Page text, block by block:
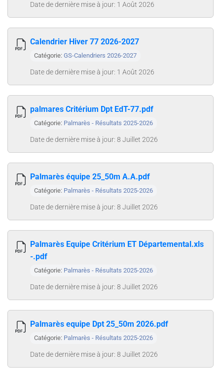
Date de dernière mise à jour: 1 Août 2026
Calendrier Hiver 77 2026-2027
Catégorie: GS-Calendriers 2026-2027
Date de dernière mise à jour: 1 Août 2026
palmares Critérium Dpt EdT-77.pdf
Catégorie: Palmarès - Résultats 2025-2026
Date de dernière mise à jour: 8 Juillet 2026
Palmarès équipe 25_50m A.A.pdf
Catégorie: Palmarès - Résultats 2025-2026
Date de dernière mise à jour: 8 Juillet 2026
Palmarès Equipe Critérium ET Départemental.xls
-.pdf
Catégorie: Palmarès - Résultats 2025-2026
Date de dernière mise à jour: 8 Juillet 2026
Palmarès equipe Dpt 25_50m 2026.pdf
Catégorie: Palmarès - Résultats 2025-2026
Date de dernière mise à jour: 8 Juillet 2026